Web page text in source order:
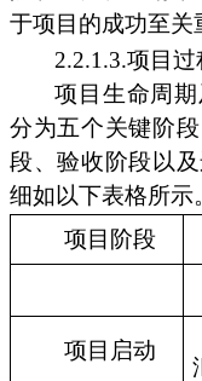
于项目的成功至关
2.2.1.3.项目
项目生命周
分为五个关键阶
段、验收阶段以
细如以下表格所示
项目阶段
项目启动